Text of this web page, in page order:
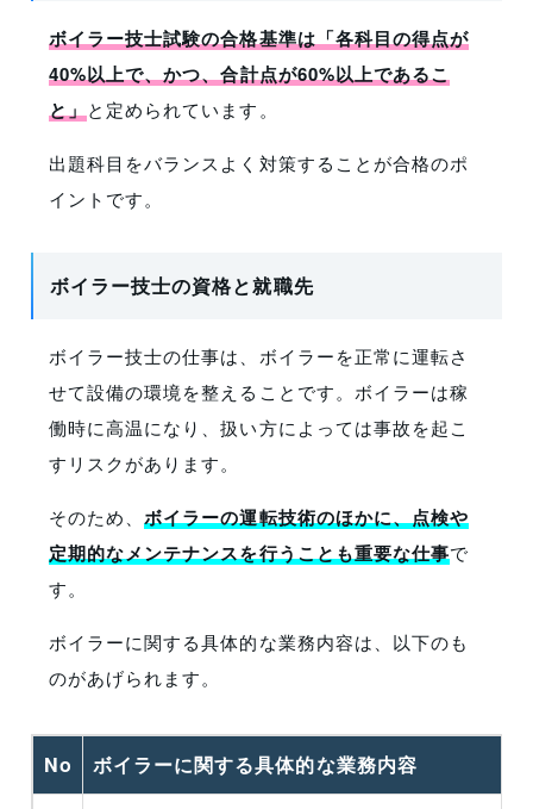
ボイラー技士試験の合格基準は「各科目の得点が
40%以上で、かつ、合計点が60%以上であるこ
と」と定められています。
出題科目をバランスよく対策することが合格のポ
イントです。
ボイラー技士の資格と就職先
ボイラー技士の仕事は、ボイラーを正常に運転さ
せて設備の環境を整えることです。ボイラーは稼
働時に高温になり、扱い方によっては事故を起こ
すリスクがあります。
そのため、ボイラーの運転技術のほかに、点検や
定期的なメンテナンスを行うことも重要な仕事で
す。
ボイラーに関する具体的な業務内容は、以下のも
のがあげられます。
No ボイラーに関する具体的な業務内容